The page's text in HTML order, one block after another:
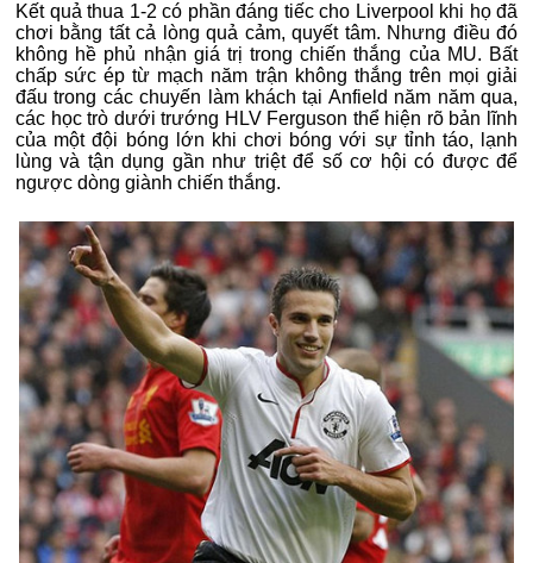
Kết quả thua 1-2 có phần đáng tiếc cho Liverpool khi họ đã
chơi bằng tất cả lòng quả cảm, quyết tâm. Nhưng điều đó
không hề phủ nhận giá trị trong chiến thắng của MU. Bất
chấp sức ép từ mạch năm trận không thắng trên mọi giải
đấu trong các chuyến làm khách tại Anfield năm năm qua,
các học trò dưới trướng HLV Ferguson thể hiện rõ bản lĩnh
của một đội bóng lớn khi chơi bóng với sự tỉnh táo, lạnh
lùng và tận dụng gần như triệt để số cơ hội có được để
ngược dòng giành chiến thắng.